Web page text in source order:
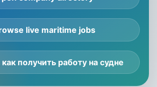
live maritime jobs
получить работу на судне